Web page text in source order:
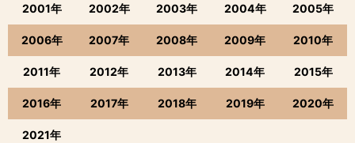
2001年 2002年 2003年 2004年 2005年
2006年 2007年 2008年 2009年 2010年
2011年 2012年 2013年 2014年 2015年
2016年 2017年 2018年 2019年 2020年
2021年